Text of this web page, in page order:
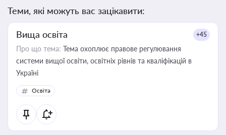
Теми, які можуть вас зацікавити:
Вища освіта +45
Про що тема: Тема охоплює правове регулювання
системи вищої освіти, освітніх рівнів та кваліфікацій в
Україні
Освіта